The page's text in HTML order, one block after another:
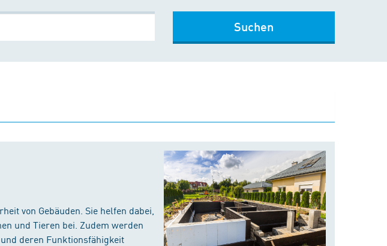
Suchen
von Gebäuden. Sie helfen dabei,
und Tieren bei. Zudem werden
deren Funktionsfähigkeit